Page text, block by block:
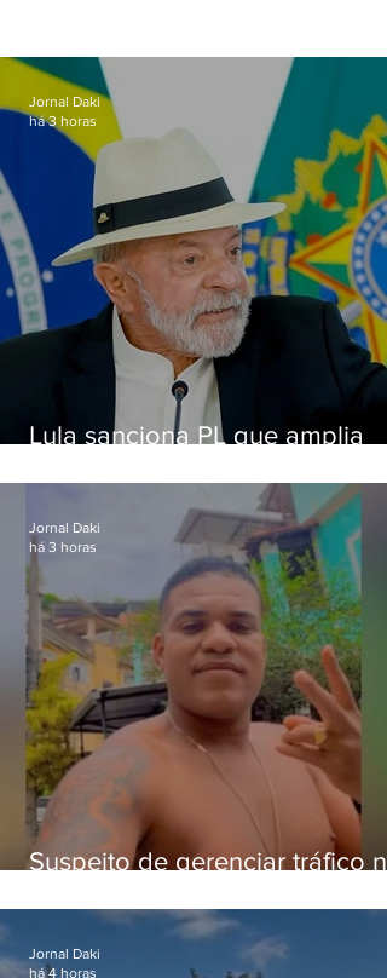
Lula sanciona PL que amplia
crianças
Jornal Daki
há 3 horas
Suspeito de gerenciar tráfico na
foragido
Jornal Daki
há 3 horas
Jornal Daki
há 4 horas